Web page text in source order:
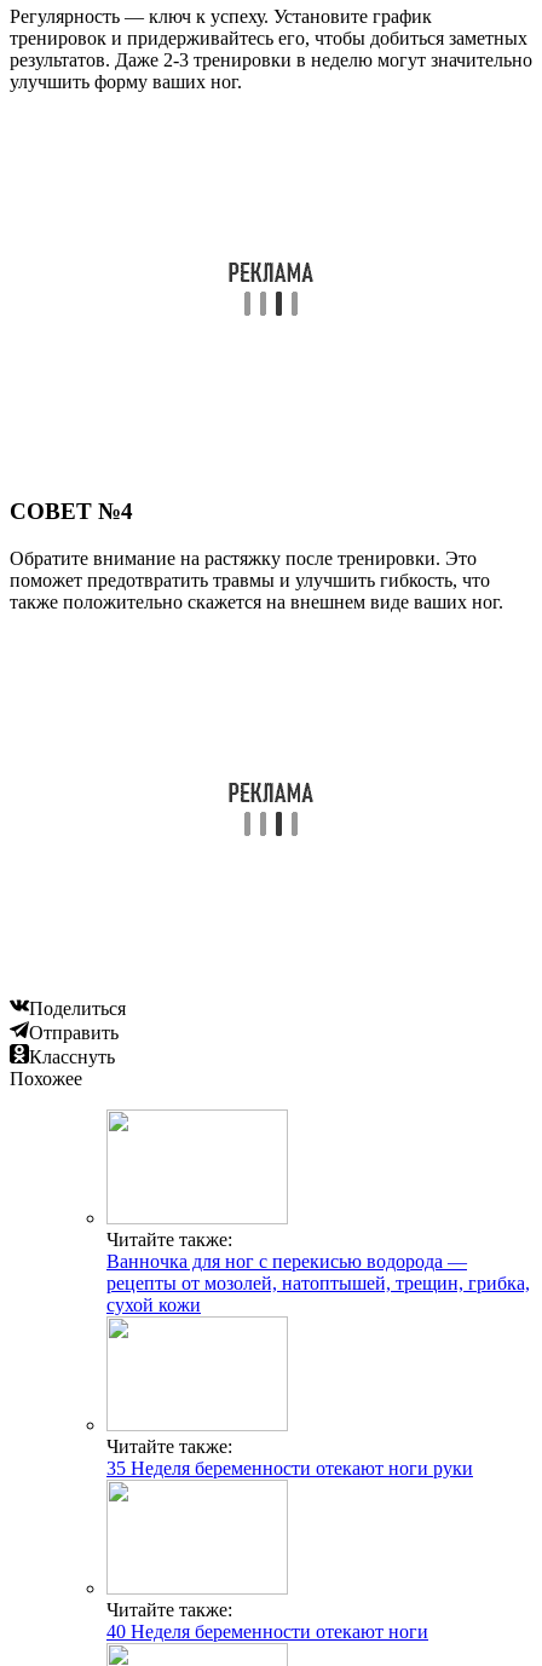
Регулярность — ключ к успеху. Установите график
тренировок и придерживайтесь его, чтобы добиться заметных
результатов. Даже 2-3 тренировки в неделю могут значительно
улучшить форму ваших ног.
СОВЕТ №4
Обратите внимание на растяжку после тренировки. Это
поможет предотвратить травмы и улучшить гибкость, что
также положительно скажется на внешнем виде ваших ног.
Поделиться
Отправить
Класснуть
Похожее
Читайте также:
Ванночка для ног с перекисью водорода —
рецепты от мозолей, натоптышей, трещин, грибка,
сухой кожи
Читайте также:
35 Неделя беременности отекают ноги руки
Читайте также:
40 Неделя беременности отекают ноги